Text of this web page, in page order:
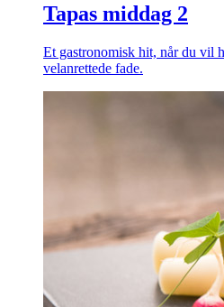
Tapas middag 2
Et gastronomisk hit, når du vil
velanrettede fade.